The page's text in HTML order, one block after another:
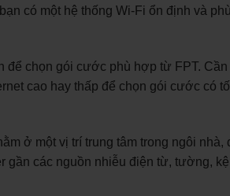
có một hệ thống Wi-Fi ổn định và
chọn gói cước phù hợp từ FPT. Cần
cao hay thấp để chọn gói cước có
ở một vị trí trung tâm trong ngôi nhà,
gần các nguồn nhiễu điện từ, tường,